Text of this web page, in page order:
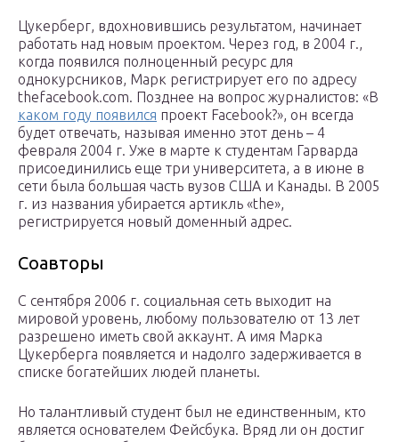
Цукерберг, вдохновившись результатом, начинает
работать над новым проектом. Через год, в 2004 г.,
когда появился полноценный ресурс для
однокурсников, Марк регистрирует его по адресу
thefacebook.com. Позднее на вопрос журналистов: «В
каком году появился проект Facebook?», он всегда
будет отвечать, называя именно этот день – 4
февраля 2004 г. Уже в марте к студентам Гарварда
присоединились еще три университета, а в июне в
сети была большая часть вузов США и Канады. В 2005
г. из названия убирается артикль «the»,
регистрируется новый доменный адрес.
Соавторы
С сентября 2006 г. социальная сеть выходит на
мировой уровень, любому пользователю от 13 лет
разрешено иметь свой аккаунт. А имя Марка
Цукерберга появляется и надолго задерживается в
списке богатейших людей планеты.
Но талантливый студент был не единственным, кто
является основателем Фейсбука. Вряд ли он достиг